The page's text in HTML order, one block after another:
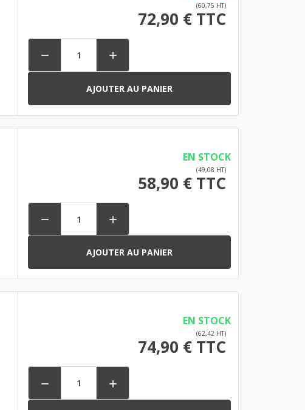
(60,75 HT)
72,90 € TTC
 
AJOUTER AU PANIER
EN STOCK
(49,08 HT)
58,90 € TTC
 
AJOUTER AU PANIER
EN STOCK
(62,42 HT)
74,90 € TTC
 